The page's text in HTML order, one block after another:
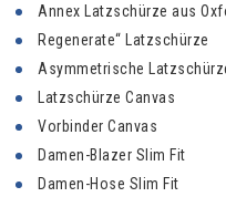
Annex Latzschürze aus
Regenerate“ Latzschürze
Asymmetrische
Latzschürze Canvas
Vorbinder Canvas
Damen-Blazer Slim Fit
Damen-Hose Slim Fit